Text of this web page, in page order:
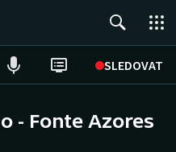
SLEDOVAT
- Fonte Azores